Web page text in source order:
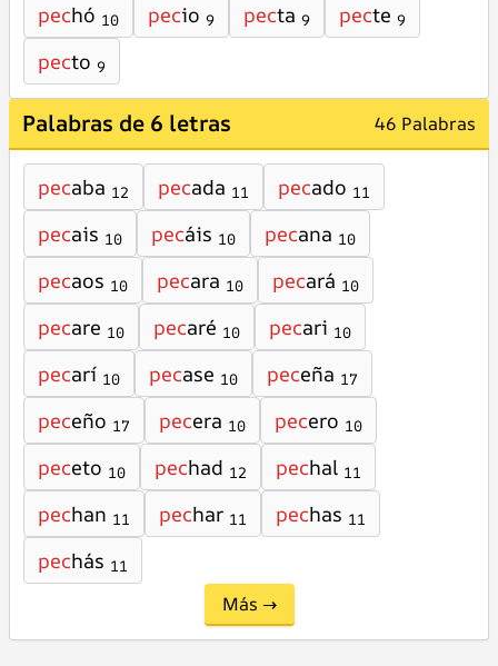
pechó 10 pecio 9 pecta 9 pecte 9
pecto 9
Palabras de 6 letras 46 Palabras
pecaba 12 pecada 11 pecado 11
pecais 10 pecáis 10 pecana 10
pecaos 10 pecara 10 pecará 10
pecare 10 pecaré 10 pecari 10
pecarí 10 pecase 10 peceña 17
peceño 17 pecera 10 pecero 10
peceto 10 pechad 12 pechal 11
pechan 11 pechar 11 pechas 11
pechás 11
Más →